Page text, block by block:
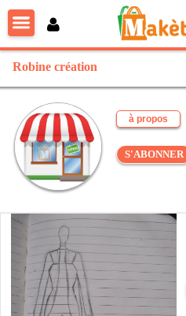
Robine création
à propos
S'ABONNER